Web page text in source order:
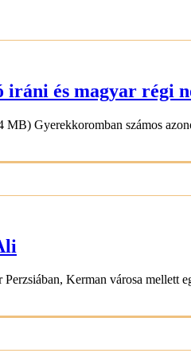
iráni és magyar régi
MB) Gyerekkoromban számos
Perzsiában, Kerman városa mellett